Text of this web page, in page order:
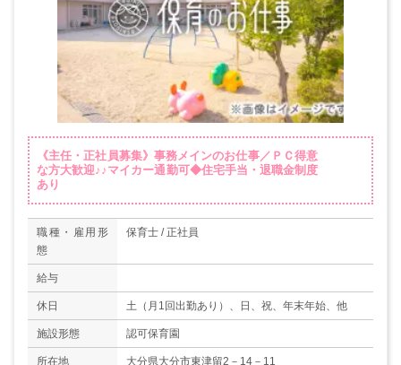
《主任・正社員募集》事務メインのお仕事／ＰＣ得意
な方大歓迎♪♪マイカー通勤可◆住宅手当・退職金制度
あり
職種・雇用形
態
保育士 / 正社員
給与
休日 土（月1回出勤あり）、日、祝、年末年始、他
施設形態 認可保育園
所在地 大分県大分市東津留2－14－11